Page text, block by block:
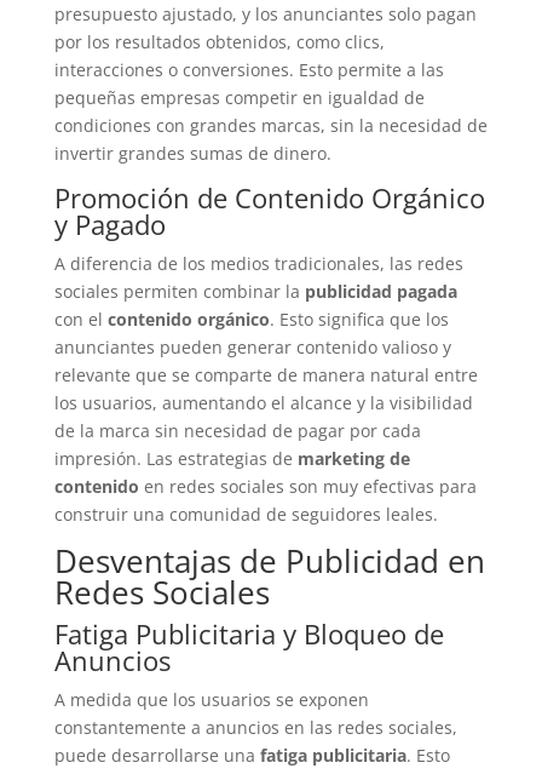
presupuesto ajustado, y los anunciantes solo pagan
por los resultados obtenidos, como clics,
interacciones o conversiones. Esto permite a las
pequeñas empresas competir en igualdad de
condiciones con grandes marcas, sin la necesidad de
invertir grandes sumas de dinero.
Promoción de Contenido Orgánico
y Pagado
A diferencia de los medios tradicionales, las redes
sociales permiten combinar la publicidad pagada
con el contenido orgánico. Esto significa que los
anunciantes pueden generar contenido valioso y
relevante que se comparte de manera natural entre
los usuarios, aumentando el alcance y la visibilidad
de la marca sin necesidad de pagar por cada
impresión. Las estrategias de marketing de
contenido en redes sociales son muy efectivas para
construir una comunidad de seguidores leales.
Desventajas de Publicidad en
Redes Sociales
Fatiga Publicitaria y Bloqueo de
Anuncios
A medida que los usuarios se exponen
constantemente a anuncios en las redes sociales,
puede desarrollarse una fatiga publicitaria. Esto